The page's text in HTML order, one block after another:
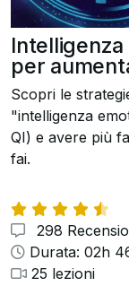
per
Scopri le
"intelligenza
QI) e avere più
fai.
298
Durata: 02h
25 lezioni